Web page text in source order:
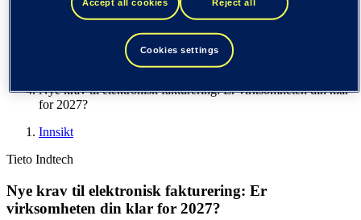
Finland (suomi)
De forente stater (English)
Nye krav til elektronisk fakturering: Er virksomheten din klar
for 2027?
Innsikt
Tieto Indtech
Nye krav til elektronisk fakturering: Er
virksomheten din klar for 2027?
Accept all cookies Reject all
Cookies settings